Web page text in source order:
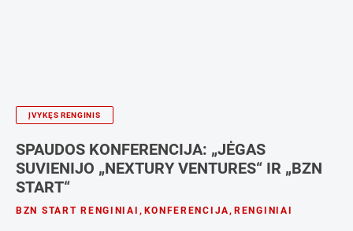
ĮVYKĘS RENGINIS
SPAUDOS KONFERENCIJA: „JĖGAS
SUVIENIJO „NEXTURY VENTURES“ IR „BZN
START“
BZN START RENGINIAI , KONFERENCIJA, RENGINIAI